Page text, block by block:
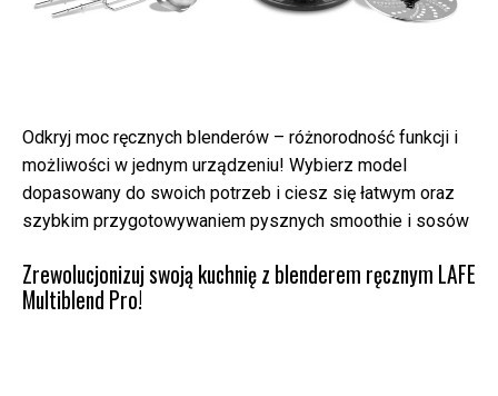
Odkryj moc ręcznych blenderów – różnorodność funkcji i
możliwości w jednym urządzeniu! Wybierz model
dopasowany do swoich potrzeb i ciesz się łatwym oraz
szybkim przygotowywaniem pysznych smoothie i sosów
Zrewolucjonizuj swoją kuchnię z blenderem ręcznym LAFE
Multiblend Pro!